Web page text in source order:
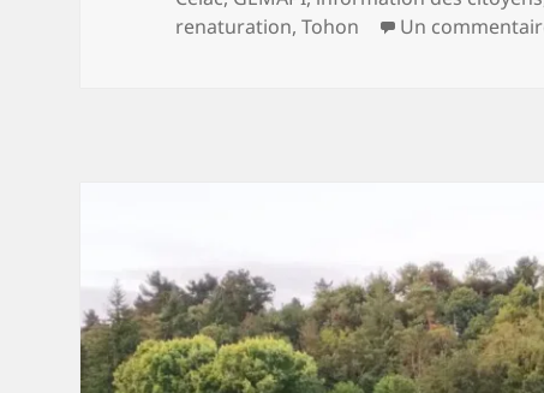
renaturation,Tohon Un